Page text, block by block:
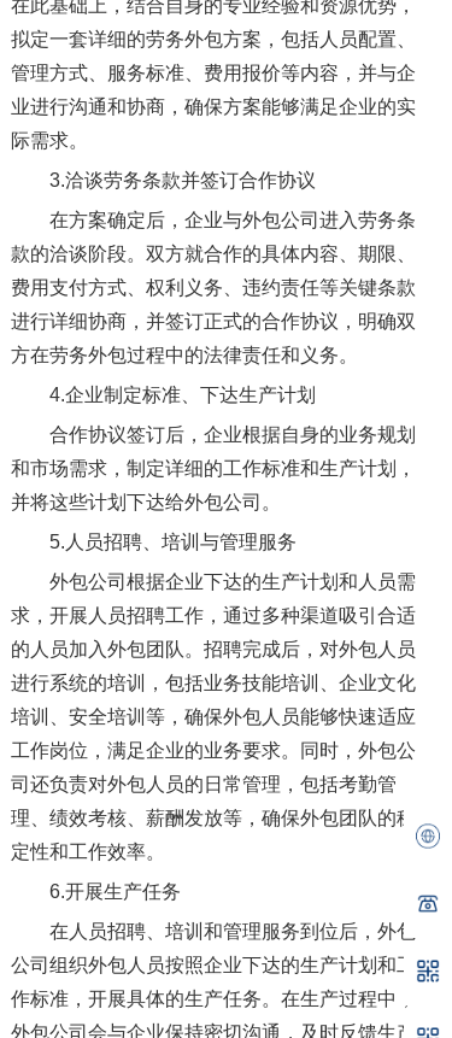
在此基础上，结合自身的专业经验和资源优势，
拟定一套详细的劳务外包方案，包括人员配置、
管理方式、服务标准、费用报价等内容，并与企
业进行沟通和协商，确保方案能够满足企业的实
际需求。
3.洽谈劳务条款并签订合作协议
在方案确定后，企业与外包公司进入劳务条
款的洽谈阶段。双方就合作的具体内容、期限、
费用支付方式、权利义务、违约责任等关键条款
进行详细协商，并签订正式的合作协议，明确双
方在劳务外包过程中的法律责任和义务。
4.企业制定标准、下达生产计划
合作协议签订后，企业根据自身的业务规划
和市场需求，制定详细的工作标准和生产计划，
并将这些计划下达给外包公司。
5.人员招聘、培训与管理服务
外包公司根据企业下达的生产计划和人员需
求，开展人员招聘工作，通过多种渠道吸引合适
的人员加入外包团队。招聘完成后，对外包人员
进行系统的培训，包括业务技能培训、企业文化
培训、安全培训等，确保外包人员能够快速适应
工作岗位，满足企业的业务要求。同时，外包公
司还负责对外包人员的日常管理，包括考勤管
理、绩效考核、薪酬发放等，确保外包团队的稳
定性和工作效率。
6.开展生产任务
在人员招聘、培训和管理服务到位后，外包
公司组织外包人员按照企业下达的生产计划和工
作标准，开展具体的生产任务。在生产过程中，
外包公司会与企业保持密切沟通，及时反馈生产